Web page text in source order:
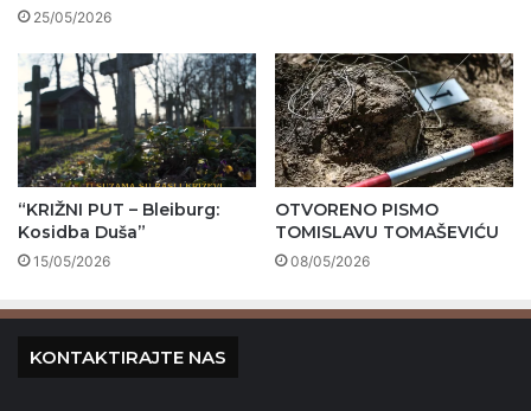
25/05/2026
“KRIŽNI PUT – Bleiburg:
Kosidba Duša”
15/05/2026
OTVORENO PISMO
TOMISLAVU TOMAŠEVIĆU
08/05/2026
KONTAKTIRAJTE NAS